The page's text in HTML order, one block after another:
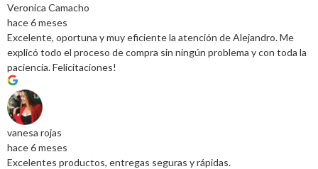
Veronica Camacho
hace 6 meses
Excelente, oportuna y muy eficiente la atención de Alejandro. Me
explicó todo el proceso de compra sin ningún problema y con toda la
paciencia. Felicitaciones!
vanesa rojas
hace 6 meses
Excelentes productos, entregas seguras y rápidas.